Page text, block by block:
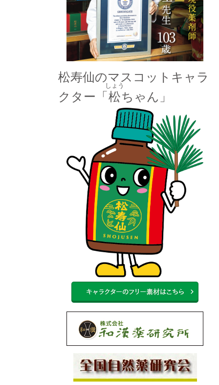
松寿仙のマスコットキャラ
クター「松
しょう
ちゃん」